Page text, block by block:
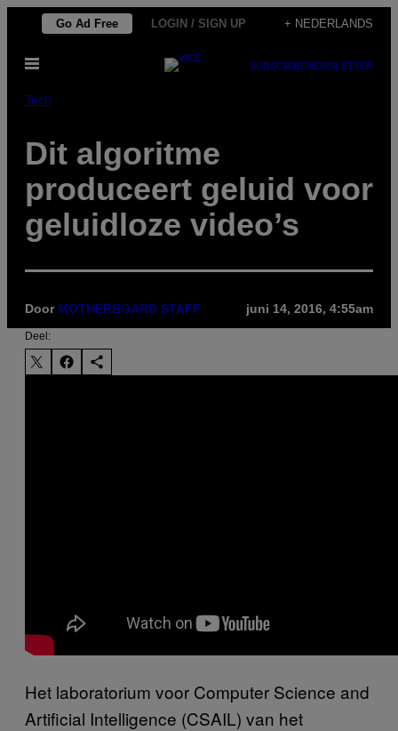
de
inhoud
Go Ad Free LOGIN / SIGN UP + NEDERLANDS
Open
SUBSCRIBENEWSLETTER
Tech
Dit algoritme
produceert geluid voor
geluidloze video’s
Door MOTHERBOARD STAFF juni 14, 2016, 4:55am
Deel:
Het laboratorium voor Computer Science and
Artificial Intelligence (CSAIL) van het